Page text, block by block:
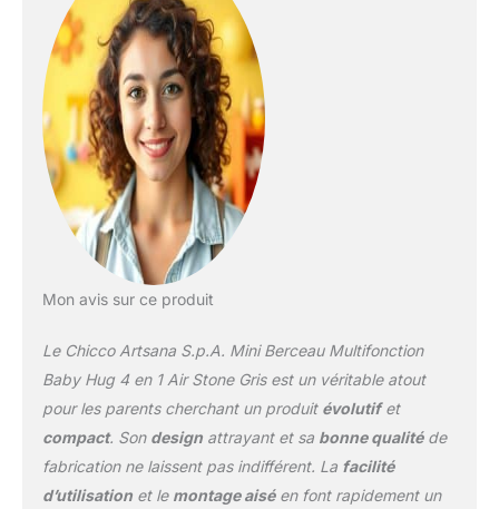
Mon avis sur ce produit
Le Chicco Artsana S.p.A. Mini Berceau Multifonction
Baby Hug 4 en 1 Air Stone Gris est un véritable atout
pour les parents cherchant un produit évolutifet
compact. Son designattrayant et sa bonne qualitéde
fabrication ne laissent pas indifférent. La facilité
d’utilisationet le montage aiséen font rapidement un